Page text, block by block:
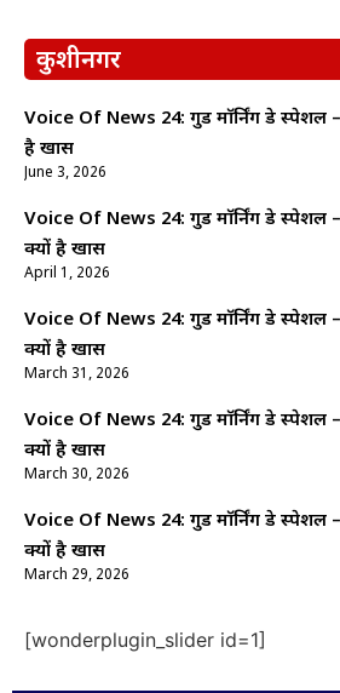
कुशीनगर
Voice Of News 24: गुड माॅर्निंग डे स्पेशल
है खास
June 3, 2026
Voice Of News 24: गुड माॅर्निंग डे स्पेशल
क्यों है खास
April 1, 2026
Voice Of News 24: गुड माॅर्निंग डे स्पेशल
क्यों है खास
March 31, 2026
Voice Of News 24: गुड माॅर्निंग डे स्पेशल
क्यों है खास
March 30, 2026
Voice Of News 24: गुड माॅर्निंग डे स्पेशल
क्यों है खास
March 29, 2026
[wonderplugin_slider id=1]